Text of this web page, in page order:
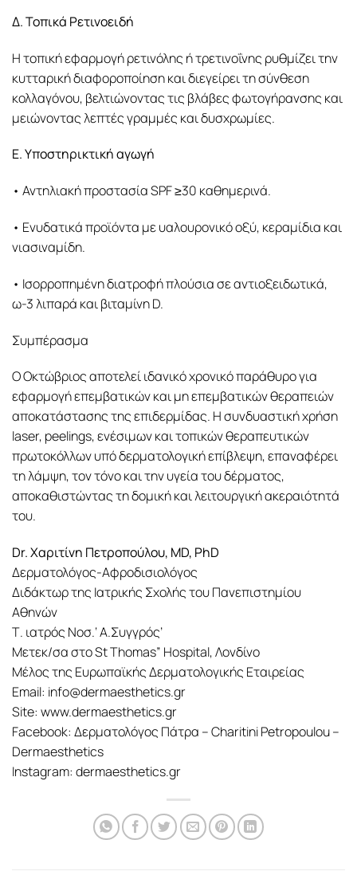
Δ. Τοπικά Ρετινοειδή
Η τοπική εφαρμογή ρετινόλης ή τρετινοΐνης ρυθμίζει την
κυτταρική διαφοροποίηση και διεγείρει τη σύνθεση
κολλαγόνου, βελτιώνοντας τις βλάβες φωτογήρανσης και
μειώνοντας λεπτές γραμμές και δυσχρωμίες.
Ε. Υποστηρικτική αγωγή
• Αντηλιακή προστασία SPF ≥30 καθημερινά.
• Ενυδατικά προϊόντα με υαλουρονικό οξύ, κεραμίδια και
νιασιναμίδη.
• Ισορροπημένη διατροφή πλούσια σε αντιοξειδωτικά,
ω-3 λιπαρά και βιταμίνη D.
Συμπέρασμα
Ο Οκτώβριος αποτελεί ιδανικό χρονικό παράθυρο για
εφαρμογή επεμβατικών και μη επεμβατικών θεραπειών
αποκατάστασης της επιδερμίδας. Η συνδυαστική χρήση
laser, peelings, ενέσιμων και τοπικών θεραπευτικών
πρωτοκόλλων υπό δερματολογική επίβλεψη, επαναφέρει
τη λάμψη, τον τόνο και την υγεία του δέρματος,
αποκαθιστώντας τη δομική και λειτουργική ακεραιότητά
του.
Dr. Χαριτίνη Πετροπούλου, MD, PhD
Δερματολόγος-Αφροδισιολόγος
Διδάκτωρ της Ιατρικής Σχολής του Πανεπιστημίου
Αθηνών
Τ. ιατρός Νοσ.‘ Α.Συγγρός’
Μετεκ/σα στο St Thomas” Hospital, Λονδίνο
Μέλος της Ευρωπαϊκής Δερματολογικής Εταιρείας
Email: info@dermaesthetics.gr
Site: www.dermaesthetics.gr
Facebook: Δερματολόγος Πάτρα – Charitini Petropoulou –
Dermaesthetics
Instagram: dermaesthetics.gr